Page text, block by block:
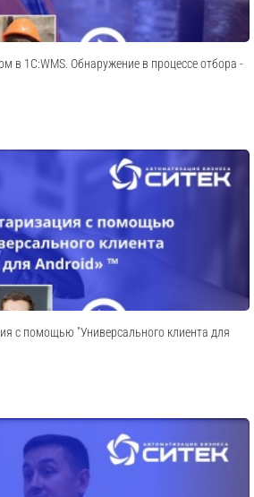
в 1С:WMS. Обнаружение в процессе отбора -
с помощью "Универсального клиента для